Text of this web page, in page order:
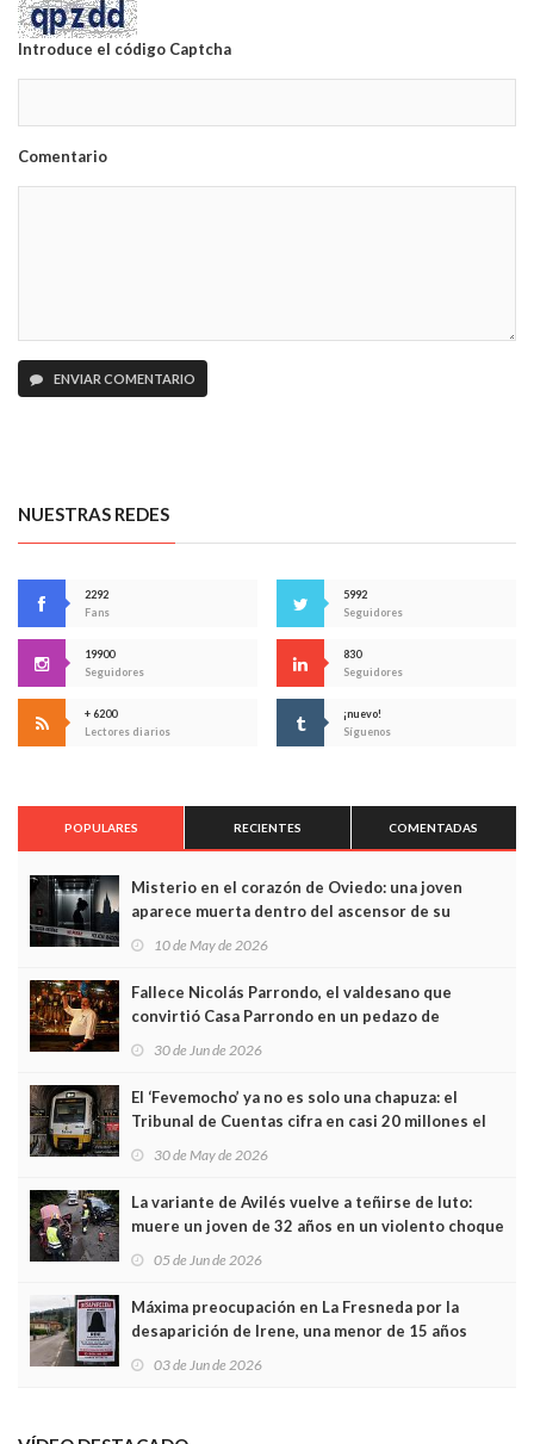
Introduce el código Captcha
Comentario
ENVIAR COMENTARIO
NUESTRAS REDES
2292
Fans
5992
Seguidores
19900
Seguidores
830
Seguidores
+ 6200
Lectores diarios
¡nuevo!
Síguenos
POPULARES RECIENTES COMENTADAS
Misterio en el corazón de Oviedo: una joven
aparece muerta dentro del ascensor de su
edificio y las cámaras captan sus últimos minutos
10 de May de 2026
Fallece Nicolás Parrondo, el valdesano que
convirtió Casa Parrondo en un pedazo de
Asturias en Madrid
30 de Jun de 2026
El ‘Fevemocho’ ya no es solo una chapuza: el
Tribunal de Cuentas cifra en casi 20 millones el
sobrecoste de los trenes que no cabían por los
30 de May de 2026
La variante de Avilés vuelve a teñirse de luto:
muere un joven de 32 años en un violento choque
frontal
05 de Jun de 2026
Máxima preocupación en La Fresneda por la
desaparición de Irene, una menor de 15 años
03 de Jun de 2026